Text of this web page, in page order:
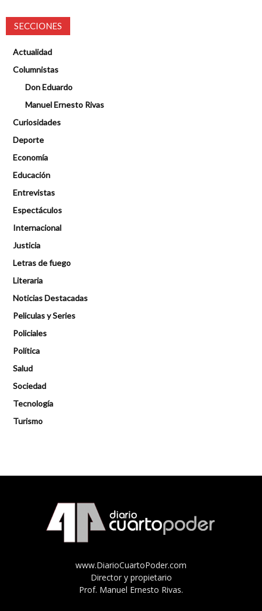
SECCIONES
Actualidad
Columnistas
Don Eduardo
Manuel Ernesto Rivas
Curiosidades
Deporte
Economía
Educación
Entrevistas
Espectáculos
Internacional
Justicia
Letras de fuego
Literaria
Noticias Destacadas
Peliculas y Series
Policiales
Política
Salud
Sociedad
Tecnología
Turismo
www.DiarioCuartoPoder.com
Director y propietario
Prof. Manuel Ernesto Rivas.